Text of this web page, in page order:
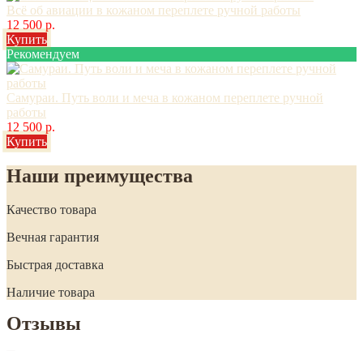
Всё об авиации в кожаном переплете ручной работы
12 500 р.
Купить
Рекомендуем
Самураи. Путь воли и меча в кожаном переплете ручной
работы
12 500 р.
Купить
Наши преимущества
Качество товара
Вечная гарантия
Быстрая доставка
Наличие товара
Отзывы